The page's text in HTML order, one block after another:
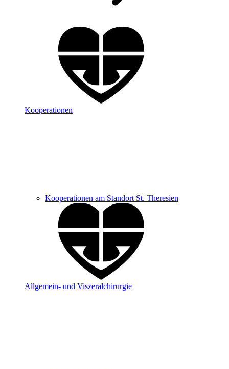
Kooperationen
Kooperationen am Standort St. Theresien
Allgemein- und Viszeralchirurgie